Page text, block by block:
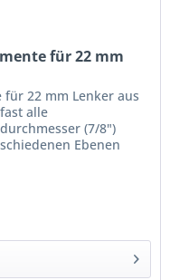
für 22 mm
22 mm Lenker aus
alle
(7/8")
Ebenen